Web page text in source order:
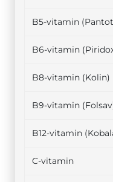
B5-vitamin
B6-vitamin
B8-vitamin (Kolin)
B9-vitamin
B12-vitamin
C-vitamin